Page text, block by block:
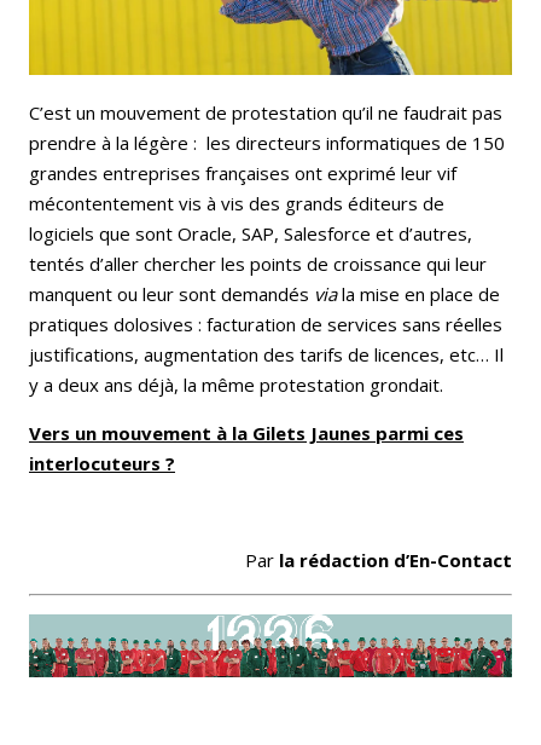
C’est un mouvement de protestation qu’il ne faudrait pas
prendre à la légère : les directeurs informatiques de 150
grandes entreprises françaises ont exprimé leur vif
mécontentement vis à vis des grands éditeurs de
logiciels que sont Oracle, SAP, Salesforce et d’autres,
tentés d’aller chercher les points de croissance qui leur
manquent ou leur sont demandés viala mise en place de
pratiques dolosives : facturation de services sans réelles
justifications, augmentation des tarifs de licences, etc… Il
y a deux ans déjà, la même protestation grondait.
Vers un mouvement à la Gilets Jaunes parmi ces
interlocuteurs ?
Par la rédaction d’En-Contact